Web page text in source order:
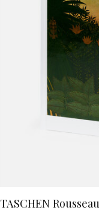
TASCHEN Rousseau